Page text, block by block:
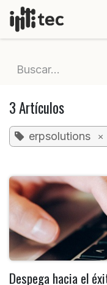
IR AL CONTENIDO
3 Artículos
erpsolutions ×
Despega hacia el